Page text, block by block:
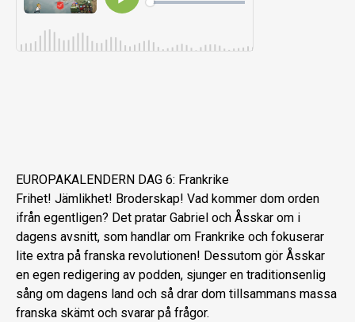
EUROPAKALENDERN DAG 6: Frankrike
Frihet! Jämlikhet! Broderskap! Vad kommer dom orden
ifrån egentligen? Det pratar Gabriel och Åsskar om i
dagens avsnitt, som handlar om Frankrike och fokuserar
lite extra på franska revolutionen! Dessutom gör Åsskar
en egen redigering av podden, sjunger en traditionsenlig
sång om dagens land och så drar dom tillsammans massa
franska skämt och svarar på frågor.